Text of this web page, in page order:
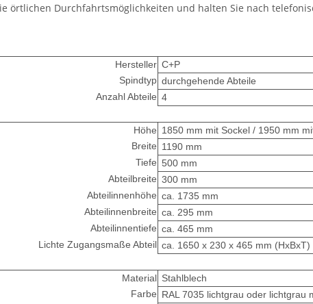
örtlichen Durchfahrtsmöglichkeiten und halten Sie nach
Hersteller C+P
Spindtyp durchgehende Abteile
Anzahl Abteile 4
Höhe 1850 mm mit Sockel / 1950 mm
Breite 1190 mm
Tiefe 500 mm
Abteilbreite 300 mm
Abteilinnenhöhe ca. 1735 mm
Abteilinnenbreite ca. 295 mm
Abteilinnentiefe ca. 465 mm
Lichte Zugangsmaße Abteil ca. 1650 x 230 x 465 mm (HxBxT)
Material Stahlblech
Farbe RAL 7035 lichtgrau oder lichtgrau